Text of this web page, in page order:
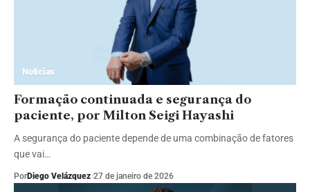
Notícias
Formação continuada e segurança do
paciente, por Milton Seigi Hayashi
A segurança do paciente depende de uma combinação de fatores
que vai…
PorDiego Velázquez 27 de janeiro de 2026